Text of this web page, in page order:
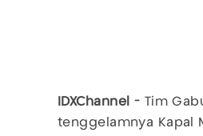
IDXChannel - Tim
tenggelamnya Kapal